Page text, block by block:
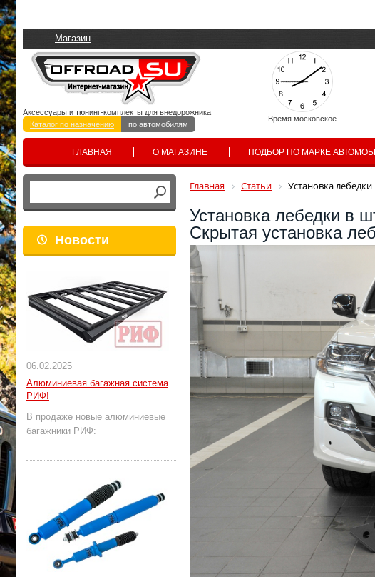
Магазин
Время московское
Аксессуары и тюнинг-комплекты для внедорожника
Каталог по назначению
по автомобилям
ГЛАВНАЯ О МАГАЗИНЕ ПОДБОР ПО МАРКЕ
Новости
06.02.2025
Алюминиевая багажная система
РИФ!
В продаже новые алюминиевые
багажники РИФ:
Главная Статьи Установка
Установка лебедки в
Скрытая установка